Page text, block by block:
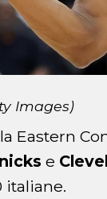
Images)
Eastern
e
italiane.